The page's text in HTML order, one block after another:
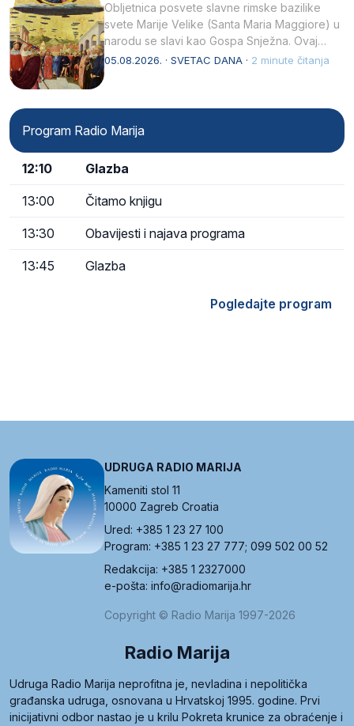
Obljetnica posvete slavne rimske bazilike
svete Marije Velike (Santa Maria Maggiore) u
narodu se slavi kao Gospa Snježna. Ovaj
naziv, Sancta Maria…
05.08.2026. · SVETAC DANA · 2 minute čitanja
Program Radio Marija
12:10 Glazba
13:00 Čitamo knjigu
13:30 Obavijesti i najava programa
13:45 Glazba
Pogledajte program
UDRUGA RADIO MARIJA
Kameniti stol 11
10000 Zagreb Croatia
Ured: +385 1 23 27 100
Program: +385 1 23 27 777; 099 502 00 52
Redakcija: +385 1 2327000
e-pošta: info@radiomarija.hr
Copyright © Radio Marija 1997-2026
Radio Marija
Udruga Radio Marija neprofitna je, nevladina i nepolitička
građanska udruga, osnovana u Hrvatskoj 1995. godine. Prvi
inicijativni odbor nastao je u krilu Pokreta krunice za obraćenje i